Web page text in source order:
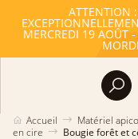
ATTENTION
MERCREDI 19 AOÛT
Accueil Matériel
en cire
Bougie forêt et